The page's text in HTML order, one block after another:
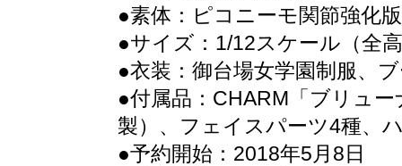
●素体：ピコニーモ関節強化
●サイズ：1/12スケール（全
●衣装：御台場女学園制服、
●付属品：CHARM「ブリュ
製）、フェイスパーツ4種、
●予約開始：2018年5月8日